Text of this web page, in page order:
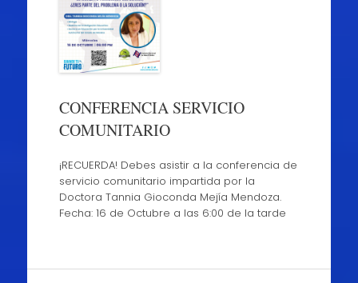
CONFERENCIA SERVICIO
COMUNITARIO
¡RECUERDA! Debes asistir a la conferencia de
servicio comunitario impartida por la
Doctora Tannia Gioconda Mejía Mendoza.
Fecha: 16 de Octubre a las 6:00 de la tarde